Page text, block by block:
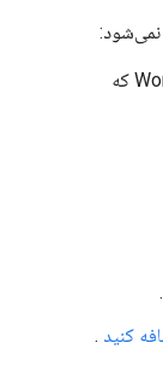
نمی‌شود:
دعوت از کاربران خارجی به سازمان Workspace که
.
.